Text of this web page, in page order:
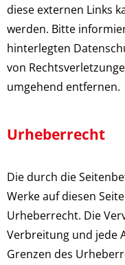
diese externen Links
werden. Bitte
hinterlegten
von
umgehend entfernen.
Urheberrecht
Die durch die
Werke auf diesen
Urheberrecht. Die
Verbreitung und jede
Grenzen des